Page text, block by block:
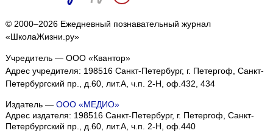
© 2000–2026 Ежедневный познавательный журнал
«ШколаЖизни.ру»
Учредитель — ООО «Квантор»
Адрес учредителя: 198516 Санкт-Петербург, г. Петергоф, Санкт-
Петербургский пр., д.60, лит.А, ч.п. 2-Н, оф.432, 434
Издатель — ООО «МЕДИО»
Адрес издателя: 198516 Санкт-Петербург, г. Петергоф, Санкт-
Петербургский пр., д.60, лит.А, ч.п. 2-Н, оф.440